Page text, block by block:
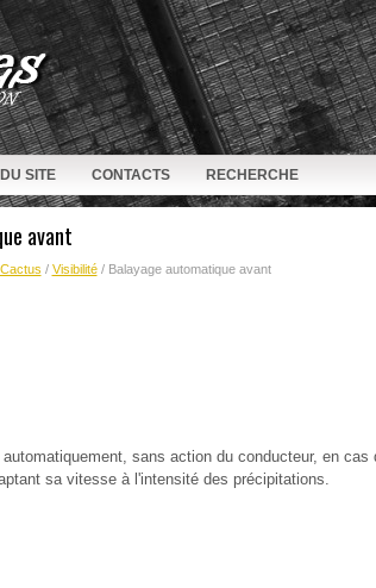
SITE CONTACTS RECHERCHE
avant
/ Visibilité/ Balayage automatique avant
sans action du conducteur, en cas
sa vitesse à l'intensité des précipitations.